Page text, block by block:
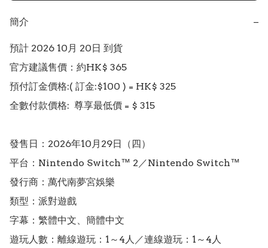
簡介 −
預計 2026 10月 20日 到貨
官方建議售價：約HK$ 365
預付訂金價格:( 訂金:$100 ) = HK$ 325
全數付款價格:  尊享最低價 = $ 315
發售日：2026年10月29日（四）
平台：Nintendo Switch™ 2／Nintendo Switch™
發行商：萬代南夢宮娛樂
類型：派對遊戲
字幕：繁體中文、簡體中文
遊玩人數：離線遊玩：1～4人／連線遊玩：1～4人